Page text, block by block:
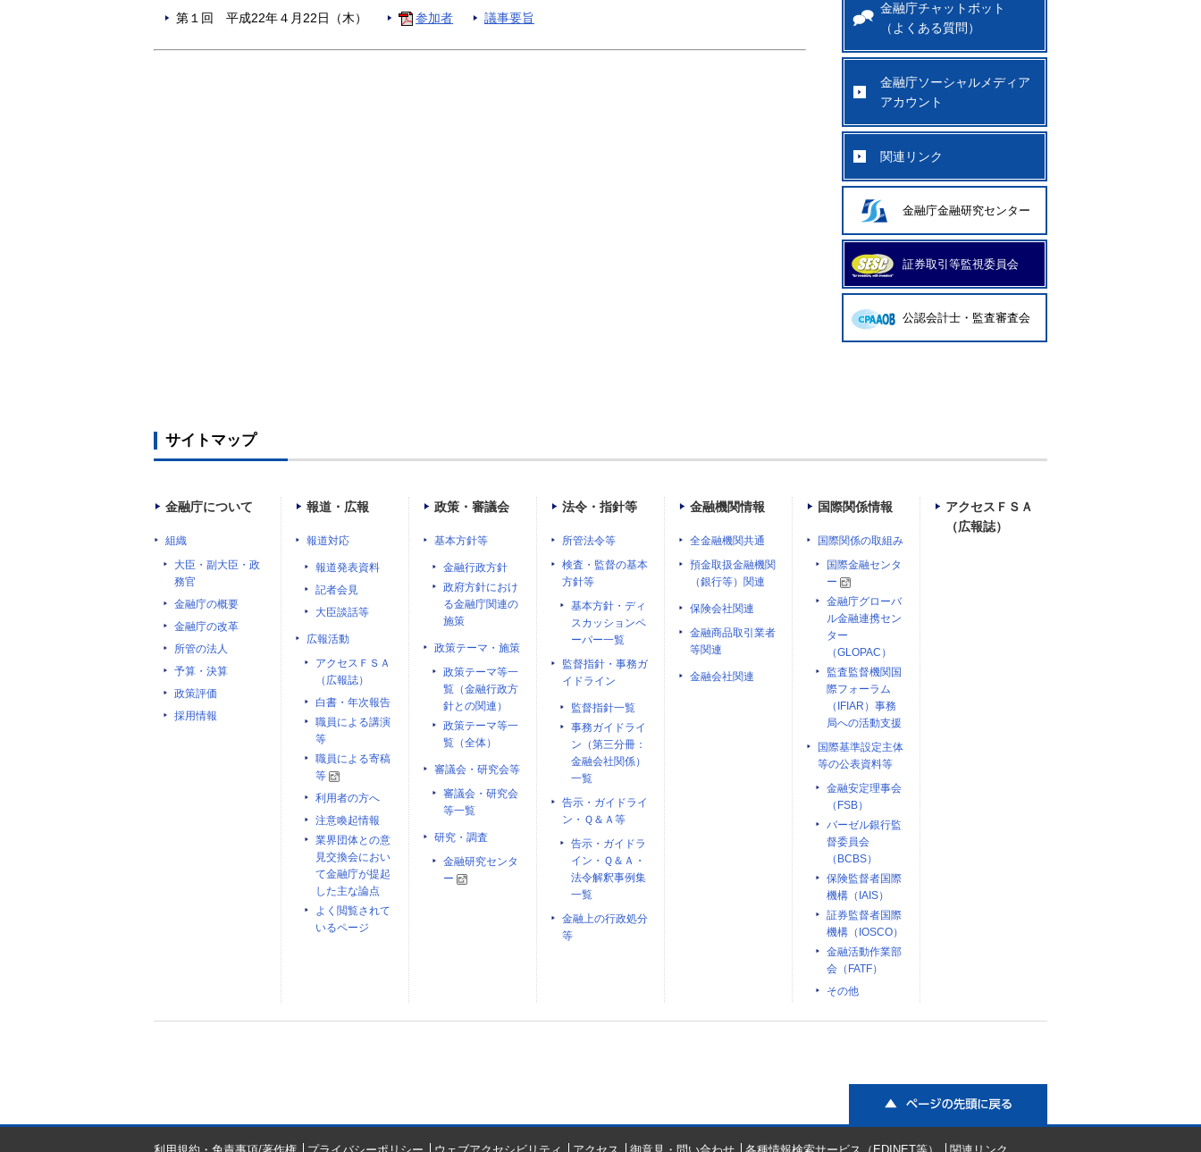
第１回 平成22年４月22日（木） 参加者 議事要旨
金融庁チャットボット
（よくある質問）
金融庁ソーシャルメディア
アカウント
関連リンク
金融庁金融研究センター
証券取引等監視委員会
公認会計士・監査審査会
サイトマップ
金融庁について
組織
大臣・副大臣・政
務官
金融庁の概要
金融庁の改革
所管の法人
予算・決算
政策評価
採用情報
報道・広報
報道対応
報道発表資料
記者会見
大臣談話等
広報活動
アクセスＦＳＡ
（広報誌）
白書・年次報告
職員による講演
等
職員による寄稿
等
利用者の方へ
注意喚起情報
業界団体との意
見交換会におい
て金融庁が提起
した主な論点
よく閲覧されて
いるページ
政策・審議会
基本方針等
金融行政方針
政府方針におけ
る金融庁関連の
施策
政策テーマ・施策
政策テーマ等一
覧（金融行政方
針との関連）
政策テーマ等一
覧（全体）
審議会・研究会等
審議会・研究会
等一覧
研究・調査
金融研究センタ
ー
法令・指針等
所管法令等
検査・監督の基本
方針等
基本方針・ディ
スカッションペ
ーパー一覧
監督指針・事務ガ
イドライン
監督指針一覧
事務ガイドライ
ン（第三分冊：
金融会社関係）
一覧
告示・ガイドライ
ン・Ｑ＆Ａ等
告示・ガイドラ
イン・Ｑ＆Ａ・
法令解釈事例集
一覧
金融上の行政処分
等
金融機関情報
全金融機関共通
預金取扱金融機関
（銀行等）関連
保険会社関連
金融商品取引業者
等関連
金融会社関連
国際関係情報
国際関係の取組み
国際金融センタ
ー
金融庁グローバ
ル金融連携セン
ター
（GLOPAC）
監査監督機関国
際フォーラム
（IFIAR）事務
局への活動支援
国際基準設定主体
等の公表資料等
金融安定理事会
（FSB）
バーゼル銀行監
督委員会
（BCBS）
保険監督者国際
機構（IAIS）
証券監督者国際
機構（IOSCO）
金融活動作業部
会（FATF）
その他
アクセスＦＳＡ
（広報誌）